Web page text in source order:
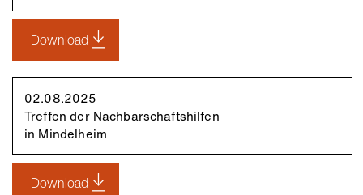
Download
02.08.2025
Treffen der Nachbarschaftshilfen
in Mindelheim
Download